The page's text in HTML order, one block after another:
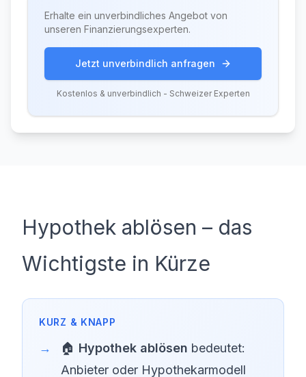
Erhalte ein unverbindliches Angebot von
unseren Finanzierungsexperten.
Jetzt unverbindlich anfragen
Kostenlos & unverbindlich - Schweizer Experten
Hypothek ablösen – das
Wichtigste in Kürze
🏠 Hypothek ablösen bedeutet:
Anbieter oder Hypothekarmodell